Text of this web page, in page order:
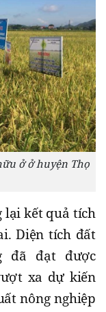
ở ở huyện Thọ
lại kết quả tích
Diện tích đất
đã đạt được
xa dự kiến
nông nghiệp